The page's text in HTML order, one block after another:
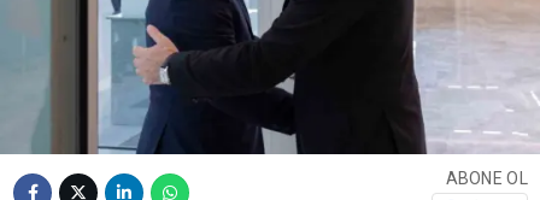
ABONE OL